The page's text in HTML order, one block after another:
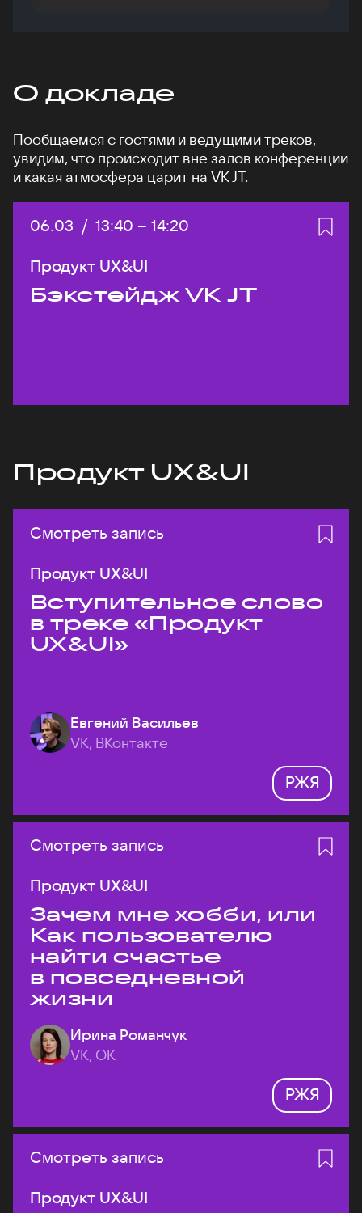
О докладе
Пообщаемся с гостями и ведущими треков,
увидим, что происходит вне залов конференции
и какая атмосфера царит на VK JT.
Дата:
06.03 / Начало:
13:40 – Конец:
14:20
Продукт UX&UI
Бэкстейдж VK JT
Продукт UX&UI
Смотреть запись
Продукт UX&UI
Вступительное слово
в треке «Продукт
UX&UI»
Евгений Васильев
VK, ВКонтакте
РЖЯ
Смотреть запись
Продукт UX&UI
Зачем мне хобби, или
Как пользователю
найти счастье
в повседневной
жизни
Ирина Романчук
VK, ОК
РЖЯ
Смотреть запись
Продукт UX&UI